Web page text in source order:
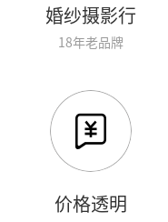
婚纱摄影行
18年老品牌
价格透明